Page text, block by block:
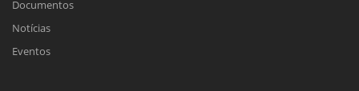
Documentos
Notícias
Eventos